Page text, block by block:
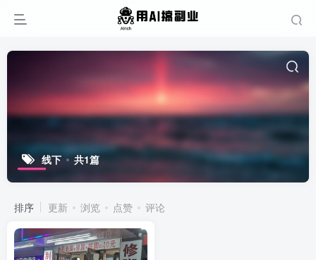
线下 共1篇
排序 更新 浏览 点赞 评论